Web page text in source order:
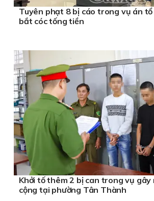
Tuyên phạt 8 bị cáo trong vụ án tổ
bắt cóc tống tiền
Khởi tố thêm 2 bị can trong vụ
cộng tại phường Tân Thành